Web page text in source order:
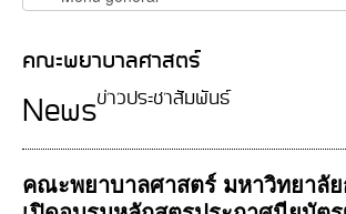
คณะพยาบาลศาสตร์
ข่าวประชาสัมพันธ์
News
คณะพยาบาลศาสตร์ มหาวิทยาลัย